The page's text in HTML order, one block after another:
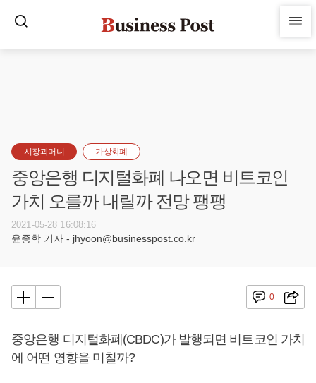
시장과머니 가상화폐
중앙은행 디지털화폐 나오면 비트코인
가치 오를까 내릴까 전망 팽팽
2021-05-28 16:08:16
윤종학 기자 - jhyoon@businesspost.co.kr
0
중앙은행 디지털화폐(CBDC)가 발행되면 비트코인 가치
에 어떤 영향을 미칠까?